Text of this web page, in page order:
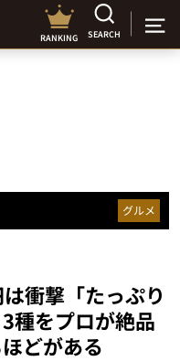
RANKING SEARCH
グルメ
衝撃「たっぷり
種をプロが絶品
どがある